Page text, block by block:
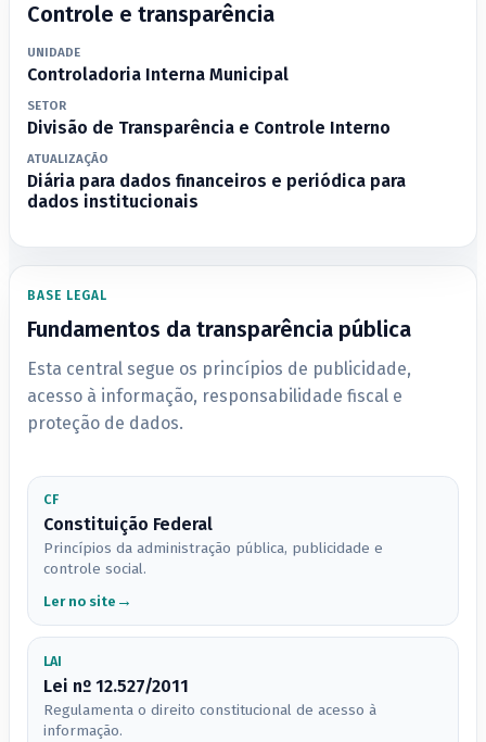
Controle e transparência
UNIDADE
Controladoria Interna Municipal
SETOR
Divisão de Transparência e Controle Interno
ATUALIZAÇÃO
Diária para dados financeiros e periódica para
dados institucionais
BASE LEGAL
Fundamentos da transparência pública
Esta central segue os princípios de publicidade,
acesso à informação, responsabilidade fiscal e
proteção de dados.
CF
Constituição Federal
Princípios da administração pública, publicidade e
controle social.
Ler no site
LAI
Lei nº 12.527/2011
Regulamenta o direito constitucional de acesso à
informação.